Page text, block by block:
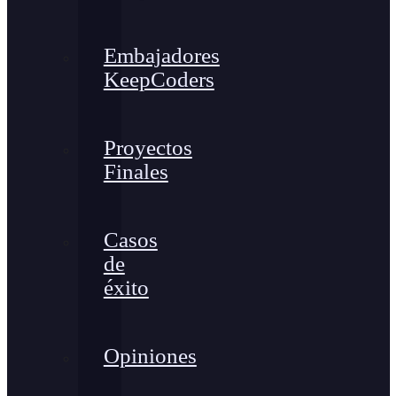
Embajadores
KeepCoders
Proyectos
Finales
Casos
de
éxito
Opiniones